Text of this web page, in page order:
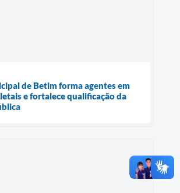
de Betim forma agentes em
e fortalece qualificação da